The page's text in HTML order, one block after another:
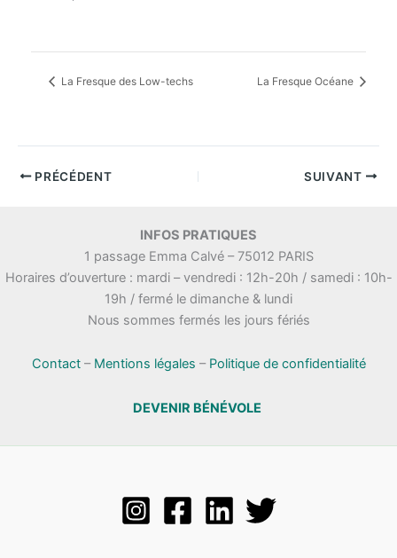
La Fresque des Low-techs La Fresque Océane
PRÉCÉDENT SUIVANT
INFOS PRATIQUES
1 passage Emma Calvé – 75012 PARIS
Horaires d’ouverture : mardi – vendredi : 12h-20h / samedi : 10h-
19h / fermé le dimanche & lundi
Nous sommes fermés les jours fériés
Contact– Mentions légales – Politique de confidentialité
DEVENIR BÉNÉVOLE